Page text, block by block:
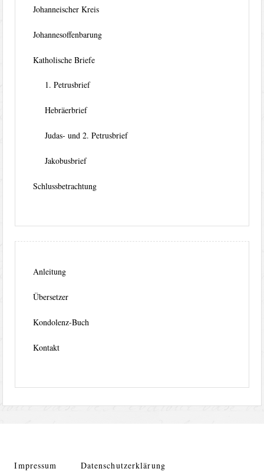
Johanneischer Kreis
Johannesoffenbarung
Katholische Briefe
1. Petrusbrief
Hebräerbrief
Judas- und 2. Petrusbrief
Jakobusbrief
Schlussbetrachtung
Anleitung
Übersetzer
Kondolenz-Buch
Kontakt
Impressum Datenschutzerklärung